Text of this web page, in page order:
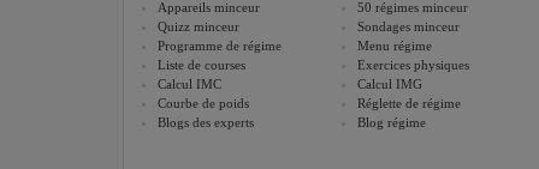
Appareils minceur
50 régimes minceur
Quizz minceur
Sondages minceur
Programme de régime
Menu régime
Liste de courses
Exercices physiques
Calcul IMC
Calcul IMG
Courbe de poids
Réglette de régime
Blogs des experts
Blog régime